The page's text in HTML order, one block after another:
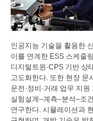
인공지능 기술을 활용한
이를 연계한 ESS 스케줄
디지털트윈·CPS 기반 상
고도화한다. 또한 현장 문
운전·정비·거래 업무 지
실험설계–계측–분석–조
연구한다. 시뮬레이션과